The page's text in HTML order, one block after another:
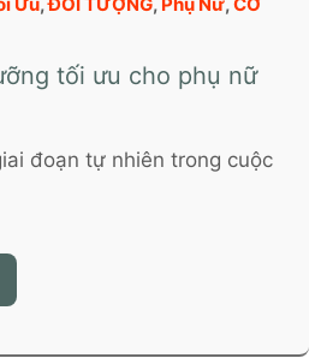
tối ưu cho phụ nữ
đoạn tự nhiên trong cuộc